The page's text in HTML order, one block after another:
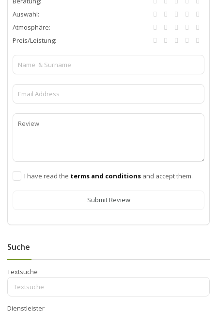
Auswahl:
Atmosphäre:
Preis/Leistung:
I have read the terms and conditions and accept them.
Submit Review
Suche
Textsuche
Dienstleister